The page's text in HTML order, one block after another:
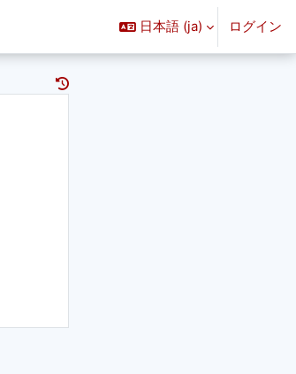
日本語 ‎(ja)‎ ログイン